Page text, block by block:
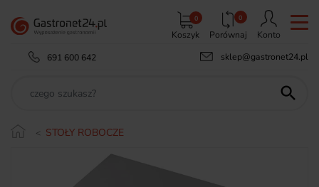
Koszyk
0 0
Porównaj
Konto
691 600 642
sklep@gastronet24.pl

STOŁY ROBOCZE